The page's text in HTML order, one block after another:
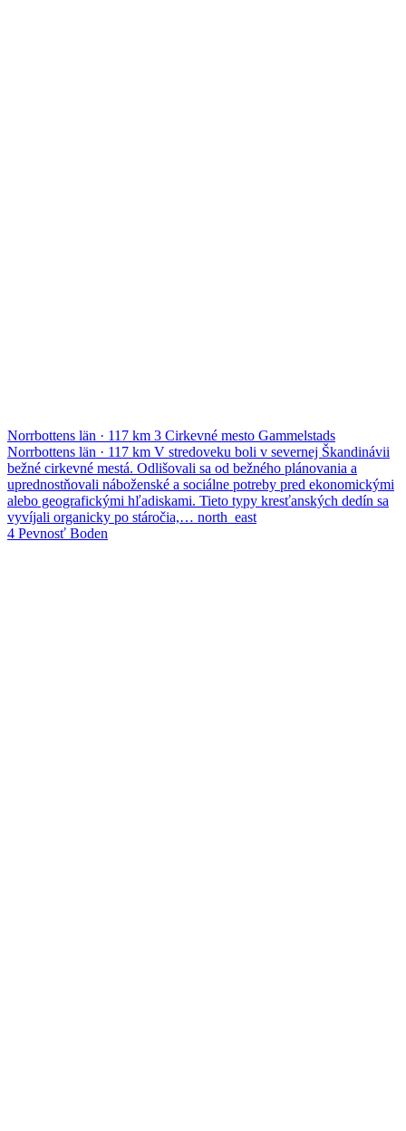
Norrbottens län · 117 km 3 Cirkevné mesto Gammelstads
Norrbottens län · 117 km V stredoveku boli v severnej Škandinávii
bežné cirkevné mestá. Odlišovali sa od bežného plánovania a
uprednostňovali náboženské a sociálne potreby pred ekonomickými
alebo geografickými hľadiskami. Tieto typy kresťanských dedín sa
vyvíjali organicky po stáročia,… north_east
4 Pevnosť Boden